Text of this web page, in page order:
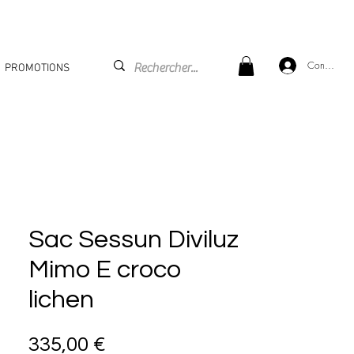
Connexion
PROMOTIONS
Sac Sessun Diviluz
Mimo E croco
lichen
335,00 €